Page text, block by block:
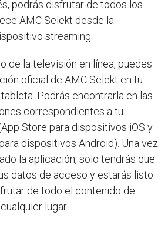
podrás disfrutar de todos los
AMC Selekt desde la
streaming.
de la televisión en línea, puedes
oficial de AMC Selekt en tu
Podrás encontrarla en las
correspondientes a tu
Store para dispositivos iOS y
dispositivos Android). Una vez
la aplicación, solo tendrás que
datos de acceso y estarás listo
de todo el contenido de
lugar.